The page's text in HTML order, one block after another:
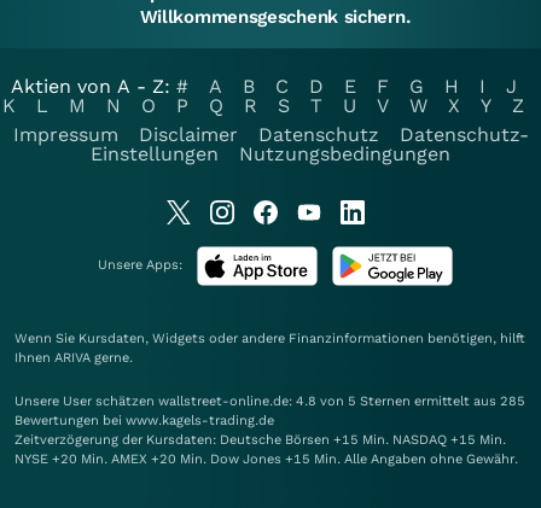
Willkommensgeschenk sichern.
Aktien von A - Z: # A B C D E F G H I
J
K
L M N O P Q R S T U V W X Y
Z
Impressum
Disclaimer Datenschutz
Datenschutz-
Einstellungen
Nutzungsbedingungen
Unsere Apps:
Wenn Sie Kursdaten, Widgets oder andere Finanzinformationen benötigen, hilft
Ihnen ARIVA gerne.
Unsere User schätzen wallstreet-online.de: 4.8 von 5 Sternen ermittelt aus 285
Bewertungen bei www.kagels-trading.de
Zeitverzögerung der Kursdaten: Deutsche Börsen +15 Min. NASDAQ +15 Min.
NYSE +20 Min. AMEX +20 Min. Dow Jones +15 Min. Alle Angaben ohne Gewähr.